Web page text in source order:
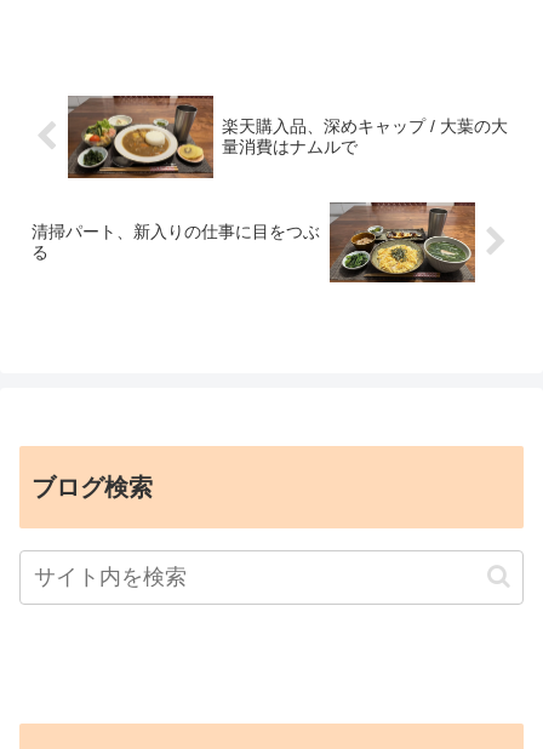
楽天購入品、深めキャップ / 大葉の大
量消費はナムルで
清掃パート、新入りの仕事に目をつぶ
る
ブログ検索